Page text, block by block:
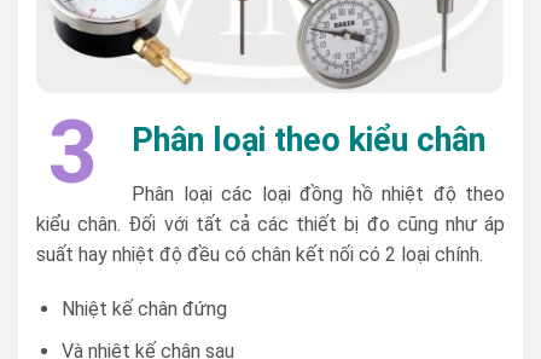
3 Phân loại theo kiểu chân
Phân loại các loại đồng hồ nhiệt độ theo
kiểu chân. Đối với tất cả các thiết bị đo cũng như áp
suất hay nhiệt độ đều có chân kết nối có 2 loại chính.
Nhiệt kế chân đứng
Và nhiệt kế chân sau